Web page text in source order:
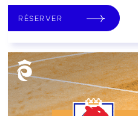
RÉSERVER